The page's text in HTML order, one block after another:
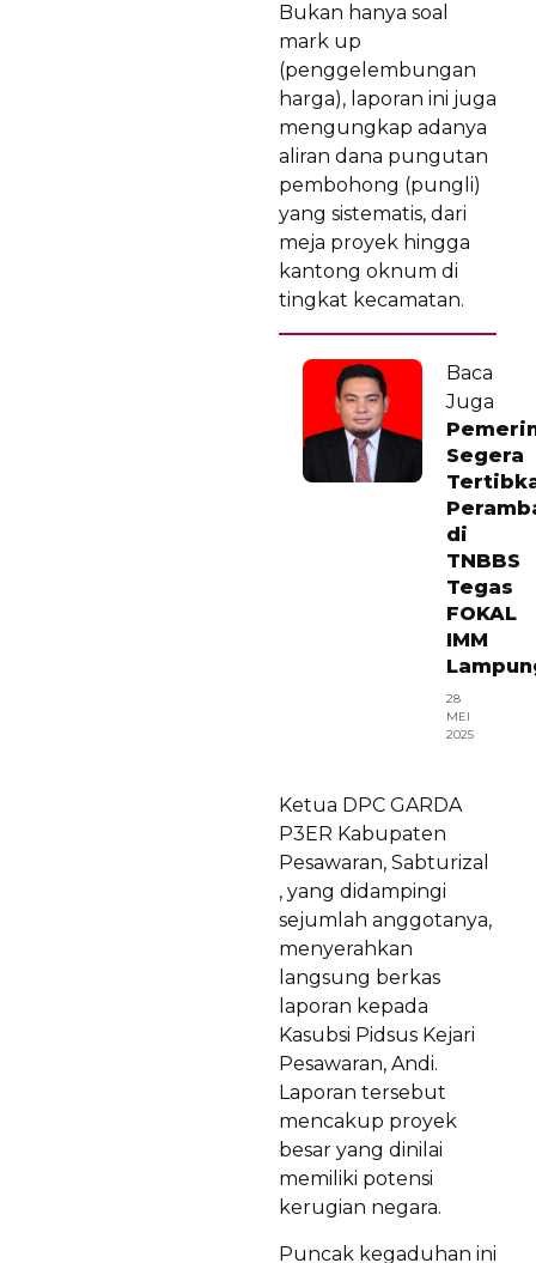
Bukan hanya soal
mark up
(penggelembungan
harga), laporan ini juga
mengungkap adanya
aliran dana pungutan
pembohong (pungli)
yang sistematis, dari
meja proyek hingga
kantong oknum di
tingkat kecamatan.
Baca
Juga
Segera
di
TNBBS
Tegas
FOKAL
IMM
28
MEI
2025
Ketua DPC GARDA
P3ER Kabupaten
Pesawaran, Sabturizal
, yang didampingi
sejumlah anggotanya,
menyerahkan
langsung berkas
laporan kepada
Kasubsi Pidsus Kejari
Pesawaran, Andi.
Laporan tersebut
mencakup proyek
besar yang dinilai
memiliki potensi
kerugian negara.
Puncak kegaduhan ini